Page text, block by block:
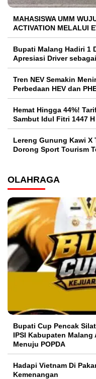
MAHASISWA UMM
ACTIVATION MELALUI
Bupati Malang Hadiri 1
Apresiasi Driver
Tren NEV Semakin
Perbedaan HEV dan
Hemat Hingga 44%!
Sambut Idul Fitri 1447 H
Lereng Gunung Kawi X
Dorong Sport Tourism
OLAHRAGA
Bupati Cup Pencak
IPSI Kabupaten
Menuju POPDA
Hadapi Vietnam Di
Kemenangan